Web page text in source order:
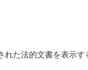
た法的文書を表示